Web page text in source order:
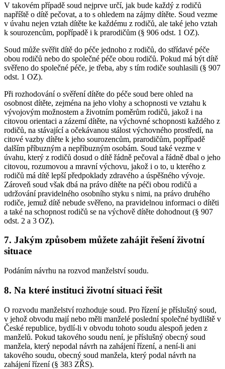
V takovém případě soud nejprve určí, jak bude každý z rodičů
napříště o dítě pečovat, a to s ohledem na zájmy dítěte. Soud vezme
v úvahu nejen vztah dítěte ke každému z rodičů, ale také jeho vztah
k sourozencům, popřípadě i k prarodičům (§ 906 odst. 1 OZ).
Soud může svěřit dítě do péče jednoho z rodičů, do střídavé péče
obou rodičů nebo do společné péče obou rodičů. Pokud má být dítě
svěřeno do společné péče, je třeba, aby s tím rodiče souhlasili (§ 907
odst. 1 OZ).
Při rozhodování o svěření dítěte do péče soud bere ohled na
osobnost dítěte, zejména na jeho vlohy a schopnosti ve vztahu k
vývojovým možnostem a životním poměrům rodičů, jakož i na
citovou orientaci a zázemí dítěte, na výchovné schopnosti každého z
rodičů, na stávající a očekávanou stálost výchovného prostředí, na
citové vazby dítěte k jeho sourozencům, prarodičům, popřípadě
dalším příbuzným a nepříbuzným osobám. Soud také vezme v
úvahu, který z rodičů dosud o dítě řádně pečoval a řádně dbal o jeho
citovou, rozumovou a mravní výchovu, jakož i o to, u kterého z
rodičů má dítě lepší předpoklady zdravého a úspěšného vývoje.
Zároveň soud však dbá na právo dítěte na péči obou rodičů a
udržování pravidelného osobního styku s nimi, na právo druhého
rodiče, jemuž dítě nebude svěřeno, na pravidelnou informaci o dítěti
a také na schopnost rodičů se na výchově dítěte dohodnout (§ 907
odst. 2 a 3 OZ).
7. Jakým způsobem můžete zahájit řešení životní
situace
Podáním návrhu na rozvod manželství soudu.
8. Na které instituci životní situaci řešit
O rozvodu manželství rozhoduje soud. Pro řízení je příslušný soud,
v jehož obvodu mají nebo měli manželé poslední společné bydliště v
České republice, bydlí-li v obvodu tohoto soudu alespoň jeden z
manželů. Pokud takového soudu není, je příslušný obecný soud
manžela, který nepodal návrh na zahájení řízení, a není-li ani
takového soudu, obecný soud manžela, který podal návrh na
zahájení řízení (§ 383 ZŘS).